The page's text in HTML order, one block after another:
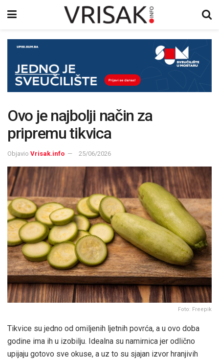
Ovo je najbolji način za
pripremu tikvica
Objavio Vrisak.info 25/06/2026
Foto: Freepik
Tikvice su jedno od omiljenih ljetnih povrća, a u ovo doba
godine ima ih u izobilju. Idealna su namirnica jer odlično
upijaju gotovo sve okuse, a uz to su sjajan izvor hranjivih